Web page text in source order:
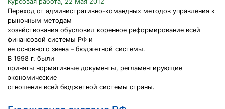
Курсовая работа, 22 Мая 2012
Переход от административно-командных методов управления к
рыночным методам
хозяйствования обусловил коренное реформирование всей
финансовой системы РФ и
ее основного звена – бюджетной системы.
В 1998 г. были
приняты нормативные документы, регламентирующие
экономические
отношения всей бюджетной системы страны.